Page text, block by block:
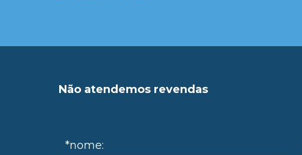
Não atendemos revendas
*nome: